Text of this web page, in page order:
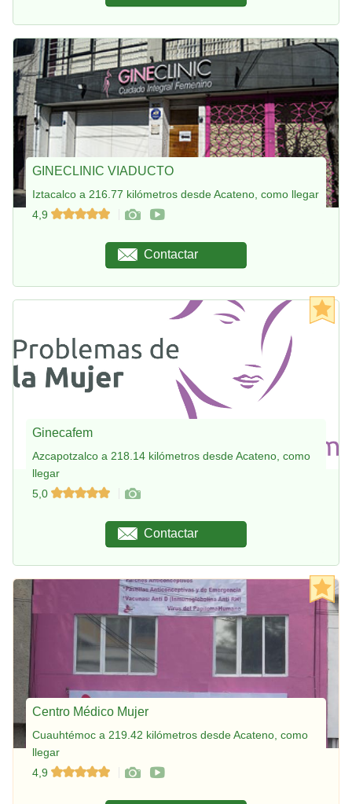
GINECLINIC VIADUCTO
Iztacalco a 216.77 kilómetros desde Acateno, como llegar
4,9
Contactar
Ginecafem
Azcapotzalco a 218.14 kilómetros desde Acateno, como
llegar
5,0
Contactar
Centro Médico Mujer
Cuauhtémoc a 219.42 kilómetros desde Acateno, como
llegar
4,9